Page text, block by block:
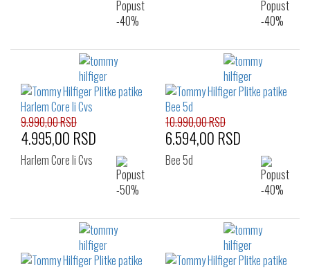
9.990,00 RSD
4.995,00 RSD
Harlem Core Ii Cvs
10.990,00 RSD
6.594,00 RSD
Bee 5d